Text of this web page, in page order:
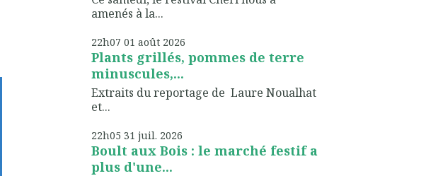
amenés à la...
22h07 01 août 2026
Plants grillés, pommes de terre
minuscules,...
Extraits du reportage de Laure Noualhat
et...
22h05 31 juil. 2026
Boult aux Bois : le marché festif a
plus d'une...